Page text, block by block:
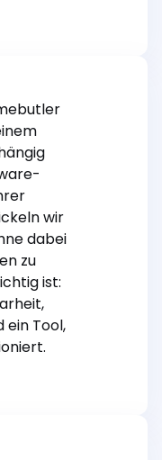
wir
dabei
zu
ist:
ein Tool,